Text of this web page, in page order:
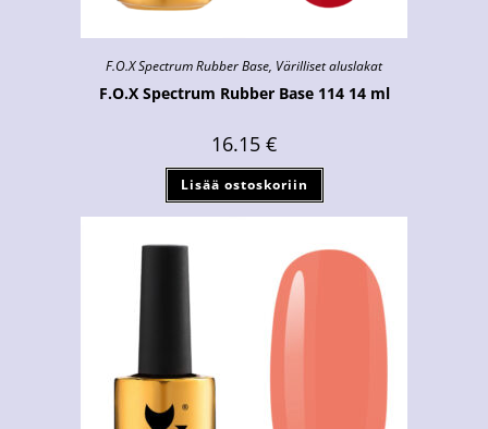
F.O.X Spectrum Rubber Base, Värilliset aluslakat
F.O.X Spectrum Rubber Base 114 14 ml
16.15 €
Lisää ostoskoriin